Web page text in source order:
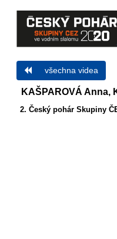
všechna videa
KAŠPAROVÁ Anna,
2. Český pohár Skupiny